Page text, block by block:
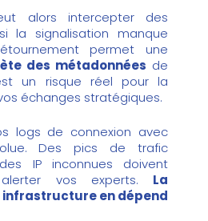
alors intercepter des
la signalisation manque
permet une
des métadonnées de
un risque réel pour la
échanges stratégiques.
logs de connexion avec
Des pics de trafic
IP inconnues doivent
alerter vos experts. La
en dépend